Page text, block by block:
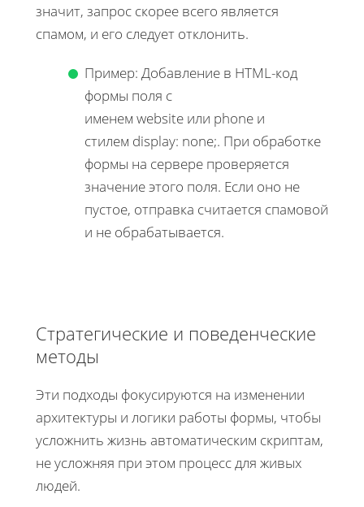
значит, запрос скорее всего является
спамом, и его следует отклонить.
Пример: Добавление в HTML-код
формы поля с
именем website или phone и
стилем display: none;. При обработке
формы на сервере проверяется
значение этого поля. Если оно не
пустое, отправка считается спамовой
и не обрабатывается.
Стратегические и поведенческие
методы
Эти подходы фокусируются на изменении
архитектуры и логики работы формы, чтобы
усложнить жизнь автоматическим скриптам,
не усложняя при этом процесс для живых
людей.